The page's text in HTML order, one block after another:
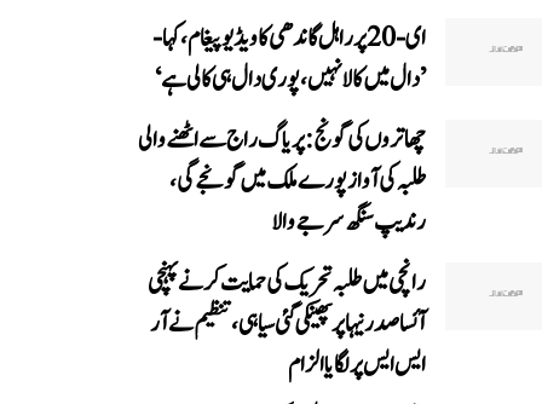
ای-20 پر راہل گاندھی کا ویڈیو پیغام، کہا-
’دال میں کالا نہیں، پوری دال ہی کالی ہے‘
چھاتروں کی گونج: پریاگ راج سے اٹھنے والی
طلبہ کی آواز پورے ملک میں گونجے گی،
رندیپ سنگھ سرجے والا
رانچی میں طلبہ تحریک کی حمایت کرنے پہنچی
آئسا صدر نیہا پر پھینکی گئی سیاہی، تنظیم نے آر
ایس ایس پر لگایا الزام